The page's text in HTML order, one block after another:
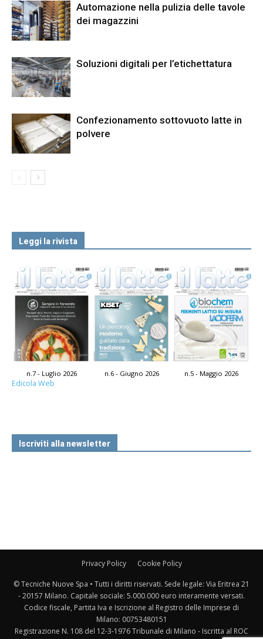
Automazione nella pulizia delle tavole
dei magazzini
Soluzioni digitali per l’etichettatura
Confezionamento sottovuoto latte in
polvere
Leggi la rivista
n.7 - Luglio 2026 n.6 - Giugno 2026 n.5 - Maggio 2026
Edicola Web
Iscriviti alla newsletter
Privacy Policy Cookie Policy
© Tecniche Nuove Spa • Tutti i diritti riservati. Sede legale: Via Eritrea 21
- 20157 Milano. Capitale sociale: 5.000.000 euro interamente versati.
Codice fiscale, Partita Iva e Iscrizione al Registro delle Imprese di
Milano: 00753480151
Registrazione N. 108 del 12-3-1976 Tribunale di Milano - Iscritta al ROC